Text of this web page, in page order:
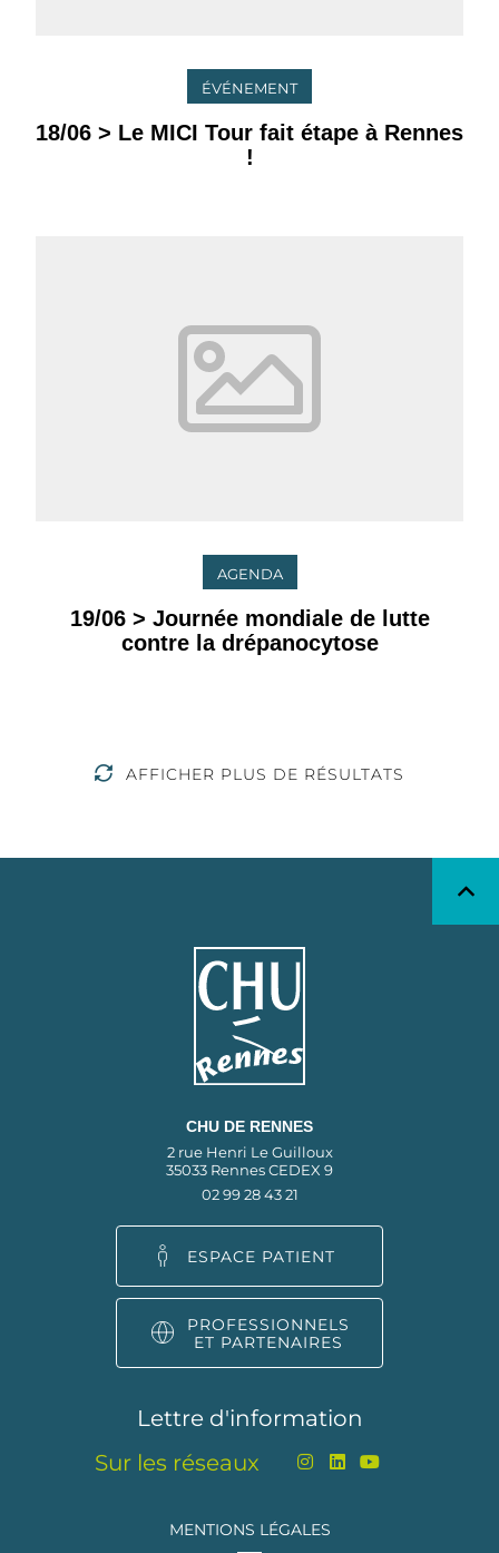
ÉVÉNEMENT
18/06 > Le MICI Tour fait étape à Rennes
!
AGENDA
19/06 > Journée mondiale de lutte
contre la drépanocytose
AFFICHER PLUS DE RÉSULTATS
CHU DE RENNES
2 rue Henri Le Guilloux
35033 Rennes CEDEX 9
02 99 28 43 21
ESPACE PATIENT
PROFESSIONNELS
ET PARTENAIRES
Lettre d'information
Sur les réseaux
MENTIONS LÉGALES